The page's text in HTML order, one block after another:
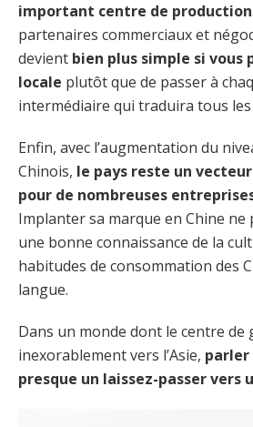
important centre de production
partenaires commerciaux et
devient bien plus simple si vous
locale plutôt que de passer à
intermédiaire qui traduira tous les
Enfin, avec l’augmentation du
Chinois, le pays reste un
pour de nombreuses
Implanter sa marque en Chine ne
une bonne connaissance de la
habitudes de consommation des
langue.
Dans un monde dont le centre de
inexorablement vers l’Asie, parler
presque un laissez-passer vers